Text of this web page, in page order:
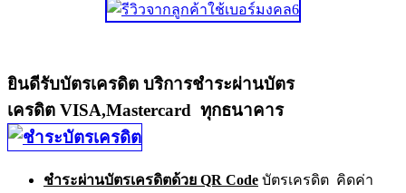
ยินดีรับบัตรเครดิต บริการชำระผ่านบัตร
เครดิต VISA,Mastercard ทุกธนาคาร
ชำระผ่านบัตรเครดิตด้วย QR Code บัตรเครดิต คิดค่า